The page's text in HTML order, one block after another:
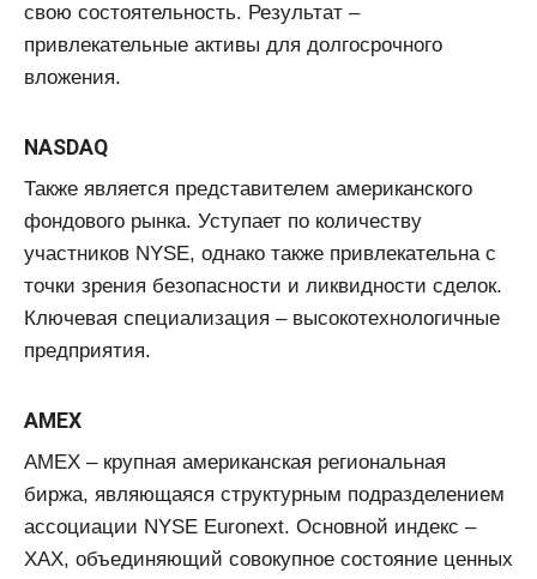
свою состоятельность. Результат –
привлекательные активы для долгосрочного
вложения.
NASDAQ
Также является представителем американского
фондового рынка. Уступает по количеству
участников NYSE, однако также привлекательна с
точки зрения безопасности и ликвидности сделок.
Ключевая специализация – высокотехнологичные
предприятия.
AMEX
AMEX – крупная американская региональная
биржа, являющаяся структурным подразделением
ассоциации NYSE Euronext. Основной индекс –
XAX, объединяющий совокупное состояние ценных